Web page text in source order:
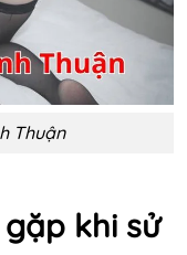
Thuận
khi sử